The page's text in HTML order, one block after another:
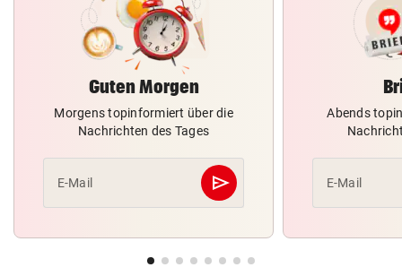
Guten Morgen
Morgens topinformiert über die
Nachrichten des Tages
E-Mail send
Abschicken
Abends
E-Mail